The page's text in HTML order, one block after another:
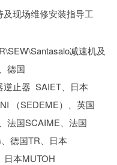
及现场维修安装指导工
减速机及
德国
逆止器 SAIET、日本
（SEDEME）、英国
法国SCAIME、法国
德国TR、日本
日本MUTOH